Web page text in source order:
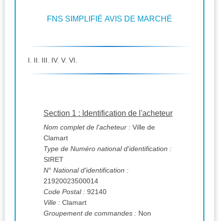
FNS SIMPLIFIÉ AVIS DE MARCHÉ
I. II. III. IV. V. VI.
Section 1 : Identification de l'acheteur
Nom complet de l'acheteur : Ville de
Clamart
Type de Numéro national d'identification :
SIRET
N° National d'identification :
21920023500014
Code Postal : 92140
Ville : Clamart
Groupement de commandes : Non